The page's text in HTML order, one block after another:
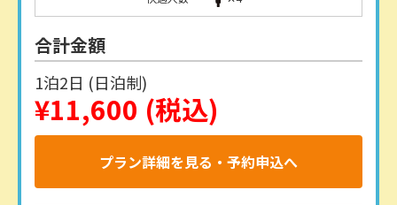
合計金額
1泊2日 (日泊制)
¥11,600 (税込)
プラン詳細を見る・予約申込へ